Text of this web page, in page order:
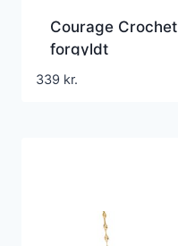
Courage
forgyldt
339 kr.